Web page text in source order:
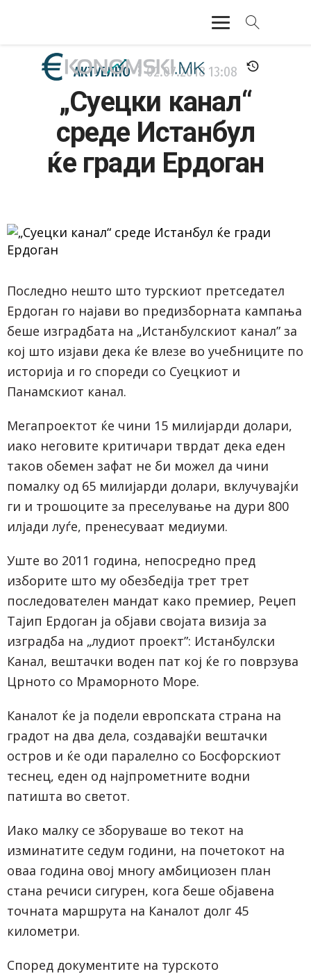
АКТУЕЛНО
ЕКОНОМИЈА
ФИНАНСИИ
БАНКАРСТВО
МОЗАИК
АКТУЕЛНО 02.07.2018 13:08
„Суецки канал“
среде Истанбул
ќе гради Ердоган
Последно нешто што турскиот претседател
Ердоган го најави во предизборната кампања
беше изградбата на „Истанбулскиот канал” за
кој што изјави дека ќе влезе во учебниците по
историја и го спореди со Суецкиот и
Панамскиот канал.
Мегапроектот ќе чини 15 милијарди долари,
иако неговите критичари тврдат дека еден
таков обемен зафат не би можел да чини
помалку од 65 милијарди долари, вклучувајќи
ги и трошоците за преселување на дури 800
илјади луѓе, пренесуваат медиуми.
Уште во 2011 година, непосредно пред
изборите што му обезбедija трет трет
последователен мандат како премиер, Реџеп
Тајип Ердоган ја објави својата визија за
изградба на „лудиот проект”: Истанбулски
Канал, вештачки воден пат кој ќе го поврзува
Црното со Мраморното Море.
Каналот ќе ја подели европската страна на
градот на два дела, создавајќи вештачки
остров и ќе оди паралелно со Босфорскиот
теснец, еден од најпрометните водни
патишта во светот.
Иако малку се зборуваше во текот на
изминатите седум години, на почетокот на
оваа година овој многу амбициозен план
стана речиси сигурен, кога беше објавена
точната маршрута на Каналот долг 45
километри.
Според документите на турското